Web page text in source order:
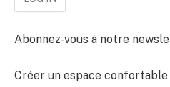
Abonnez-vous à notre
Créer un espace confortable